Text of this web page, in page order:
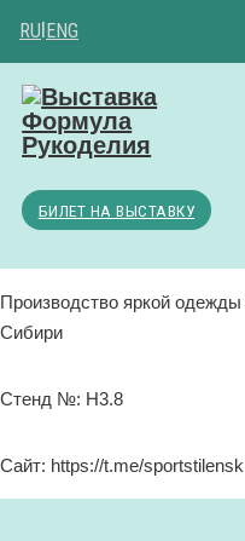
RU ENG
БИЛЕТ НА ВЫСТАВКУ
Производство яркой
Сибири
Стенд №: H3.8
Сайт: https://t.me/sportstilensk